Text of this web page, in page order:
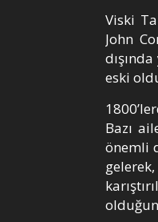
Viski
John
eski
Bazı
önemli